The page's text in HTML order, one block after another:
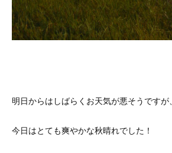
明日からはしばらくお天気が悪そうですが、
今日はとても爽やかな秋晴れでした！